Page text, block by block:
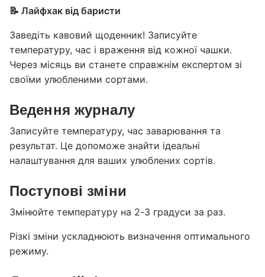
📝 Лайфхак від баристи
Заведіть кавовий щоденник! Записуйте
температуру, час і враження від кожної чашки.
Через місяць ви станете справжнім експертом зі
своїми улюбленими сортами.
Ведення журналу
Записуйте температуру, час заварювання та
результат. Це допоможе знайти ідеальні
налаштування для ваших улюблених сортів.
Поступові зміни
Змінюйте температуру на 2-3 градуси за раз.
Різкі зміни ускладнюють визначення оптимального
режиму.